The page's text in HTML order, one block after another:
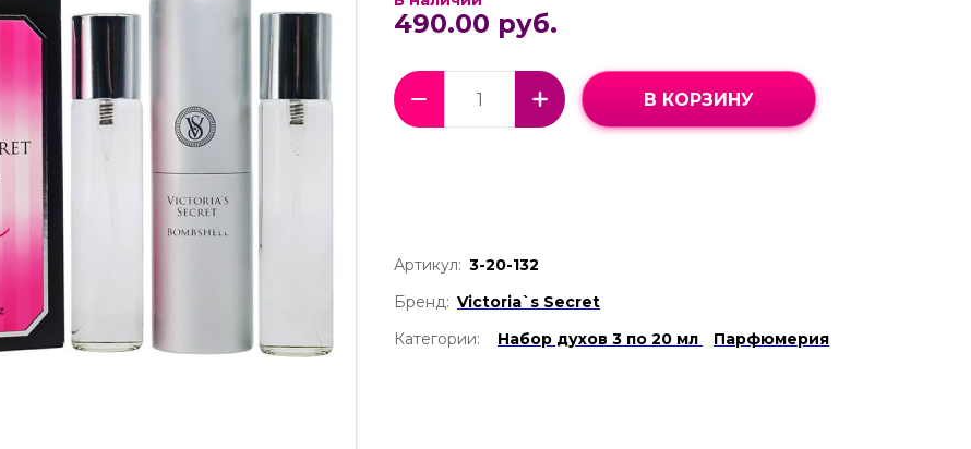
490.00 руб.
В КОРЗИНУ
Артикул: 3-20-132
Бренд: Victoria`s Secret
Категории:
Набор духов 3 по 20 мл Парфюмерия